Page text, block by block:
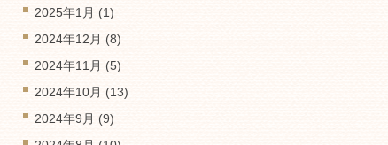
2025年1月 (1)
2024年12月 (8)
2024年11月 (5)
2024年10月 (13)
2024年9月 (9)